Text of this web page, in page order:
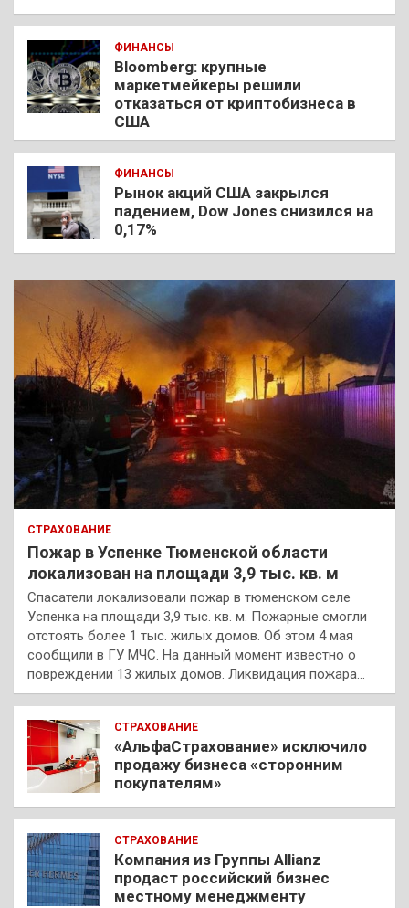
ФИНАНСЫ
Bloomberg: крупные
маркетмейкеры решили
отказаться от криптобизнеса в
США
ФИНАНСЫ
Рынок акций США закрылся
падением, Dow Jones снизился на
0,17%
СТРАХОВАНИЕ
Пожар в Успенке Тюменской области
локализован на площади 3,9 тыс. кв. м
Спасатели локализовали пожар в тюменском селе
Успенка на площади 3,9 тыс. кв. м. Пожарные смогли
отстоять более 1 тыс. жилых домов. Об этом 4 мая
сообщили в ГУ МЧС. На данный момент известно о
повреждении 13 жилых домов. Ликвидация пожара…
СТРАХОВАНИЕ
«АльфаСтрахование» исключило
продажу бизнеса «сторонним
покупателям»
СТРАХОВАНИЕ
Компания из Группы Allianz
продаст российский бизнес
местному менеджменту